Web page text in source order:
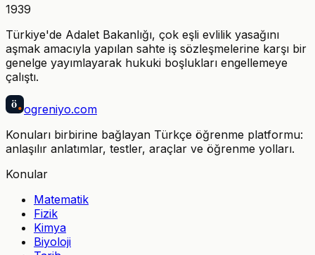
1939
Türkiye'de Adalet Bakanlığı, çok eşli evlilik yasağını
aşmak amacıyla yapılan sahte iş sözleşmelerine karşı bir
genelge yayımlayarak hukuki boşlukları engellemeye
çalıştı.
ö ogreniyo.com
Konuları birbirine bağlayan Türkçe öğrenme platformu:
anlaşılır anlatımlar, testler, araçlar ve öğrenme yolları.
Konular
Matematik
Fizik
Kimya
Biyoloji